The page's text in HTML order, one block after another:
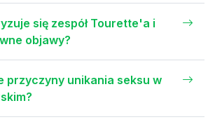
się zespół Tourette'a i
objawy?
przyczyny unikania seksu w